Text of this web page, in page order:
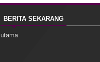
BERITA SEKARANG
utama